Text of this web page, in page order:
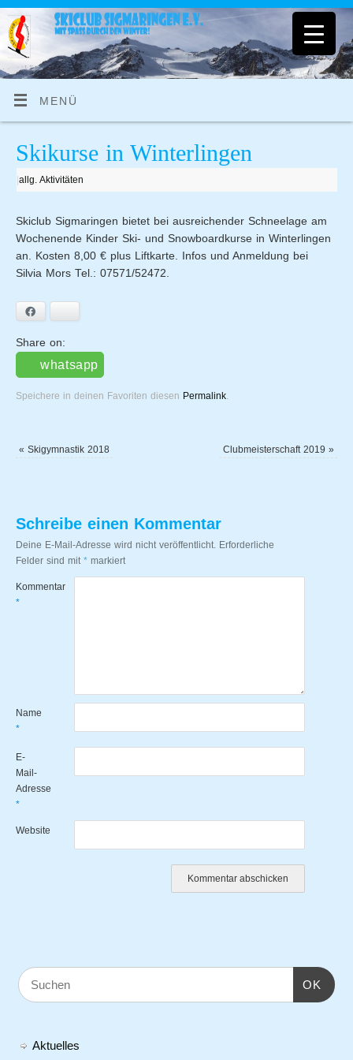
MENÜ
Skikurse in Winterlingen
|allg. Aktivitäten
Skiclub Sigmaringen bietet bei ausreichender Schneelage am
Wochenende Kinder Ski- und Snowboardkurse in Winterlingen
an. Kosten 8,00 € plus Liftkarte. Infos und Anmeldung bei
Silvia Mors Tel.: 07571/52472.
Share on:
whatsapp
Speichere in deinen Favoriten diesen Permalink.
« Skigymnastik 2018 Clubmeisterschaft 2019 »
Schreibe einen Kommentar
Deine E-Mail-Adresse wird nicht veröffentlicht. Erforderliche
Felder sind mit* markiert
Kommentar
*
Name
*
E-
Mail-
Adresse
*
Website
OK
Aktuelles